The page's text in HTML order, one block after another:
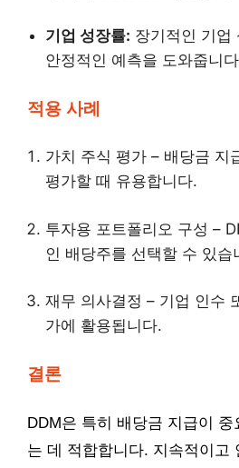
기업 성장률: 장기적인 기업
안정적인 예측을 도와줍니
적용 사례
가치 주식 평가 – 배당금 지
평가할 때 유용합니다.
투자용 포트폴리오 구성 –
인 배당주를 선택할 수 있습
재무 의사결정 – 기업 인수
가에 활용됩니다.
결론
DDM은 특히 배당금 지급이
는 데 적합합니다. 지속적이고